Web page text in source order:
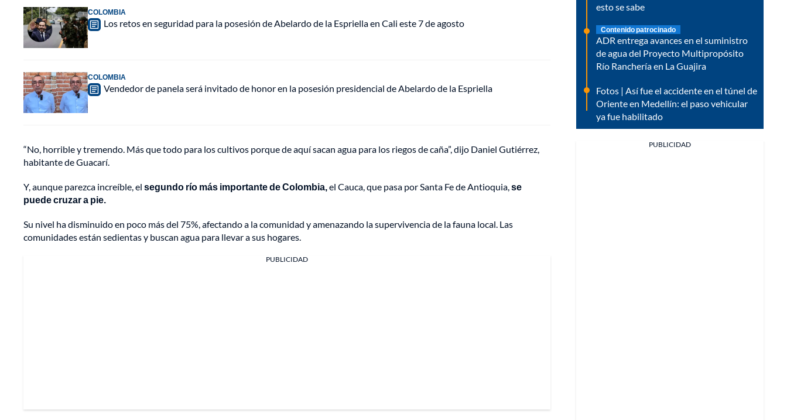
COLOMBIA
Los retos en seguridad para la posesión de Abelardo de la Espriella en Cali este 7 de agosto
COLOMBIA
Vendedor de panela será invitado de honor en la posesión presidencial de Abelardo de la Espriella
“No, horrible y tremendo. Más que todo para los cultivos porque de aquí sacan agua para los riegos de caña”, dijo Daniel Gutiérrez,
habitante de Guacarí.
Y, aunque parezca increíble, el segundo río más importante de Colombia,el Cauca, que pasa por Santa Fe de Antioquia,se
puede cruzar a pie.
Su nivel ha disminuido en poco más del 75%, afectando a la comunidad y amenazando la supervivencia de la fauna local. Las
comunidades están sedientas y buscan agua para llevar a sus hogares.
PUBLICIDAD
esto se sabe
Contenido patrocinado
ADR entrega avances en el suministro
de agua del Proyecto Multipropósito
Río Ranchería en La Guajira
Fotos | Así fue el accidente en el túnel de
Oriente en Medellín: el paso vehicular
ya fue habilitado
PUBLICIDAD